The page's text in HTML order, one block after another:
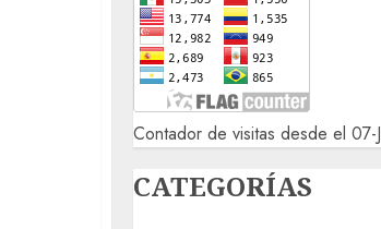
Contador de visitas desde el 07-
CATEGORÍAS